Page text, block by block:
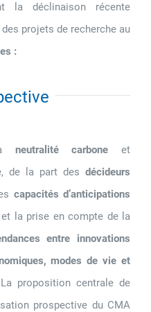
la déclinaison récente
des projets de recherche au
:
neutralité carbone et
de la part desdécideurs
capacités d’anticipations
la prise en compte de la
entre innovations
modes de vie et
proposition centrale de
prospective du CMA